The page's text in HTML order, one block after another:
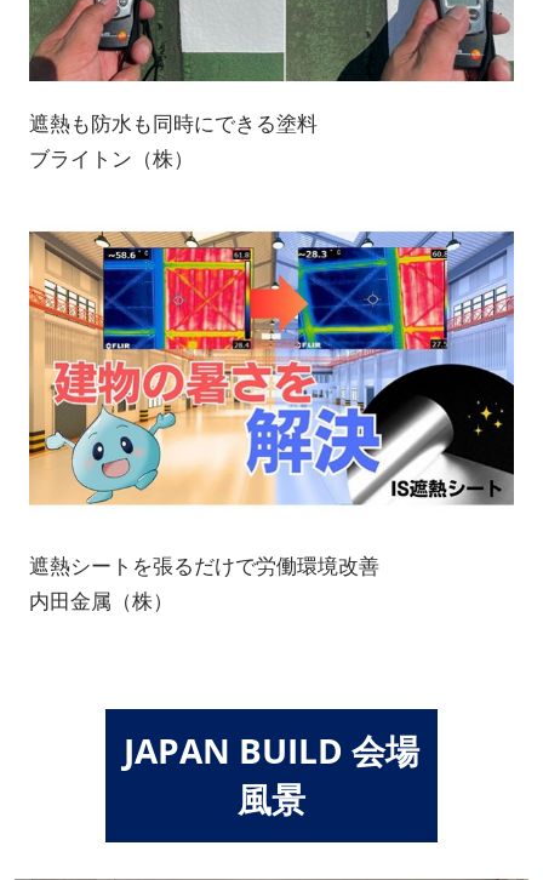
遮熱も防水も同時にできる塗料
ブライトン（株）
遮熱シートを張るだけで労働環境改善
内田金属（株）
JAPAN BUILD 会場
風景